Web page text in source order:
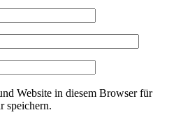
Website in diesem Browser für
speichern.